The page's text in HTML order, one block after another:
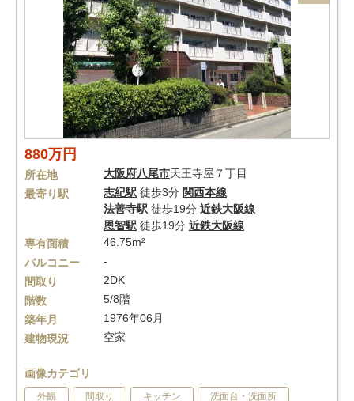
880万円
所在地 大阪府八尾市天王寺屋７丁目
最寄り駅
志紀駅 徒歩3分 関西本線
法善寺駅 徒歩19分 近鉄大阪線
恩智駅 徒歩19分 近鉄大阪線
専有面積
46.75m²
バルコニー
-
間取り
2DK
階数
5/8階
築年月
1976年06月
建物現況
空家
画像カテゴリ
外観 間取り キッチン 洗面台・洗面所